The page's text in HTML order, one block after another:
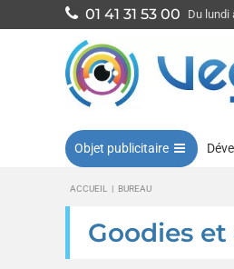
01 41 31 53 00 Du lundi
Objet publicitaire
ACCUEIL | BUREAU
Goodies